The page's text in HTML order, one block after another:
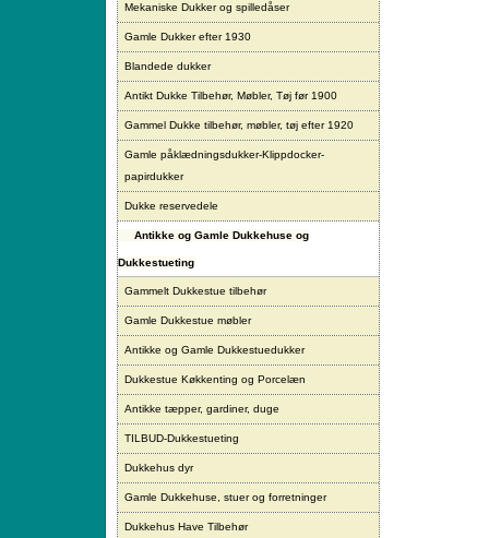
Mekaniske Dukker og spilledåser
Gamle Dukker efter 1930
Blandede dukker
Antikt Dukke Tilbehør, Møbler, Tøj før 1900
Gammel Dukke tilbehør, møbler, tøj efter 1920
Gamle påklædningsdukker-Klippdocker-
papirdukker
Dukke reservedele
Antikke og Gamle Dukkehuse og
Dukkestueting
Gammelt Dukkestue tilbehør
Gamle Dukkestue møbler
Antikke og Gamle Dukkestuedukker
Dukkestue Køkkenting og Porcelæn
Antikke tæpper, gardiner, duge
TILBUD-Dukkestueting
Dukkehus dyr
Gamle Dukkehuse, stuer og forretninger
Dukkehus Have Tilbehør